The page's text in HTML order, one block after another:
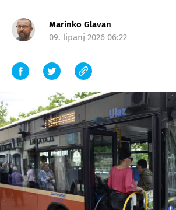
Marinko Glavan
09. lipanj 2026 06:22